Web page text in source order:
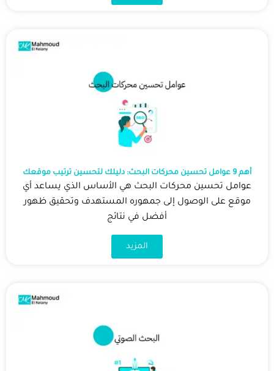
أهم 9 عوامل تحسين محركات البحث: دليلك لتحسين ترتيب موقعك
عوامل تحسين محركات البحث هي الأساس الذي يساعد أي
موقع على الوصول إلى جمهوره المستهدف وتحقيق ظهور
أفضل في نتائج
المزيد